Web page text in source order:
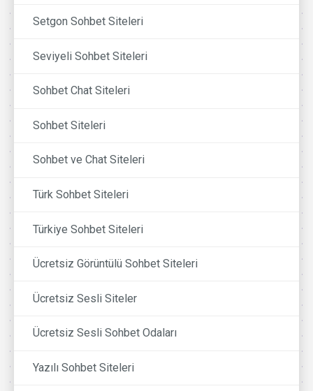
Setgon Sohbet Siteleri
Seviyeli Sohbet Siteleri
Sohbet Chat Siteleri
Sohbet Siteleri
Sohbet ve Chat Siteleri
Türk Sohbet Siteleri
Türkiye Sohbet Siteleri
Ücretsiz Görüntülü Sohbet Siteleri
Ücretsiz Sesli Siteler
Ücretsiz Sesli Sohbet Odaları
Yazılı Sohbet Siteleri